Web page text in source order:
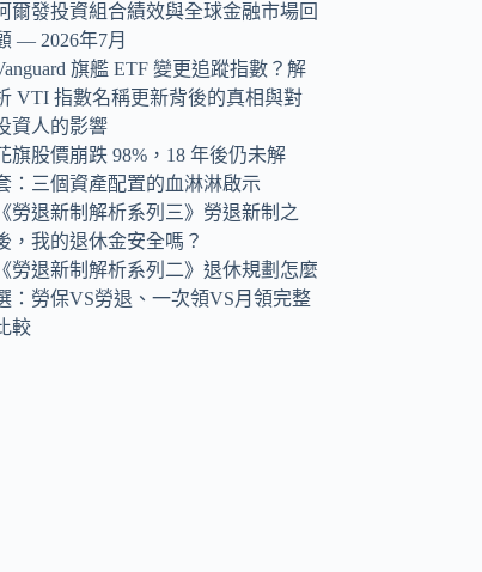
爾發投資組合績效與全球金融市場回
— 2026年7月
旗艦 ETF 變更追蹤指數？解
VTI 指數名稱更新背後的真相與對
資人的影響
旗股價崩跌 98%，18 年後仍未解
：三個資產配置的血淋淋啟示
《勞退新制解析系列三》勞退新制之
，我的退休金安全嗎？
《勞退新制解析系列二》退休規劃怎麼
：勞保VS勞退、一次領VS月領完整
較